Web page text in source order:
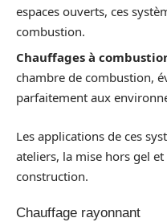
espaces ouverts, ces
combustion.
Chauffages à
chambre de combustion,
parfaitement aux
Les applications de ces
ateliers, la mise hors gel
construction.
Chauffage rayonnant